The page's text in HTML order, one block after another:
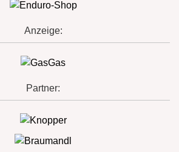
Anzeige:
Partner: